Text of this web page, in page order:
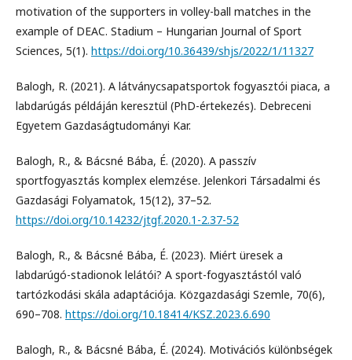
motivation of the supporters in volley-ball matches in the
example of DEAC. Stadium – Hungarian Journal of Sport
Sciences, 5(1). https://doi.org/10.36439/shjs/2022/1/11327
Balogh, R. (2021). A látványcsapatsportok fogyasztói piaca, a
labdarúgás példáján keresztül (PhD-értekezés). Debreceni
Egyetem Gazdaságtudományi Kar.
Balogh, R., & Bácsné Bába, É. (2020). A passzív
sportfogyasztás komplex elemzése. Jelenkori Társadalmi és
Gazdasági Folyamatok, 15(12), 37–52.
https://doi.org/10.14232/jtgf.2020.1-2.37-52
Balogh, R., & Bácsné Bába, É. (2023). Miért üresek a
labdarúgó-stadionok lelátói? A sport-fogyasztástól való
tartózkodási skála adaptációja. Közgazdasági Szemle, 70(6),
690–708. https://doi.org/10.18414/KSZ.2023.6.690
Balogh, R., & Bácsné Bába, É. (2024). Motivációs különbségek